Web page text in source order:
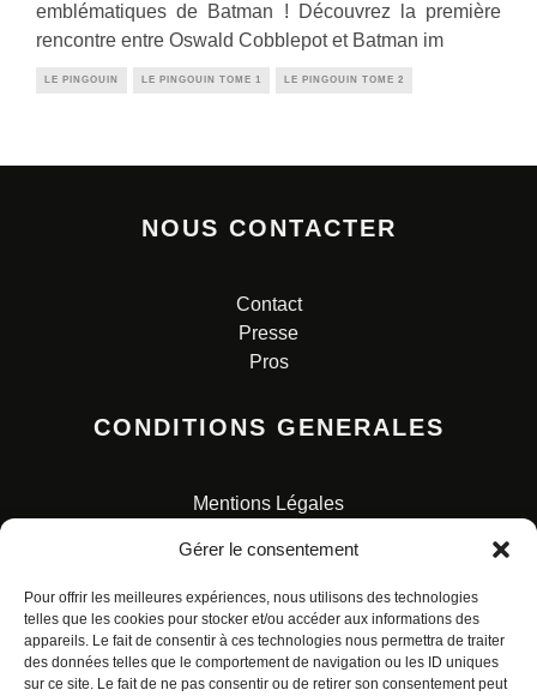
Gérer le consentement
Pour offrir les meilleures expériences, nous utilisons des technologies
telles que les cookies pour stocker et/ou accéder aux informations des
appareils. Le fait de consentir à ces technologies nous permettra de traiter
des données telles que le comportement de navigation ou les ID uniques
sur ce site. Le fait de ne pas consentir ou de retirer son consentement peut
emblématiques de Batman ! Découvrez la première
rencontre entre Oswald Cobblepot et Batman im
LE PINGOUIN LE PINGOUIN TOME 1 LE PINGOUIN TOME 2
NOUS CONTACTER
Contact
Presse
Pros
CONDITIONS GENERALES
Mentions Légales
Charte pour la protection des données personnelles